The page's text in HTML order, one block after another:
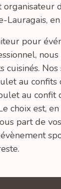
pour
cuisinés.
au confits
au confit
choix est,
part de